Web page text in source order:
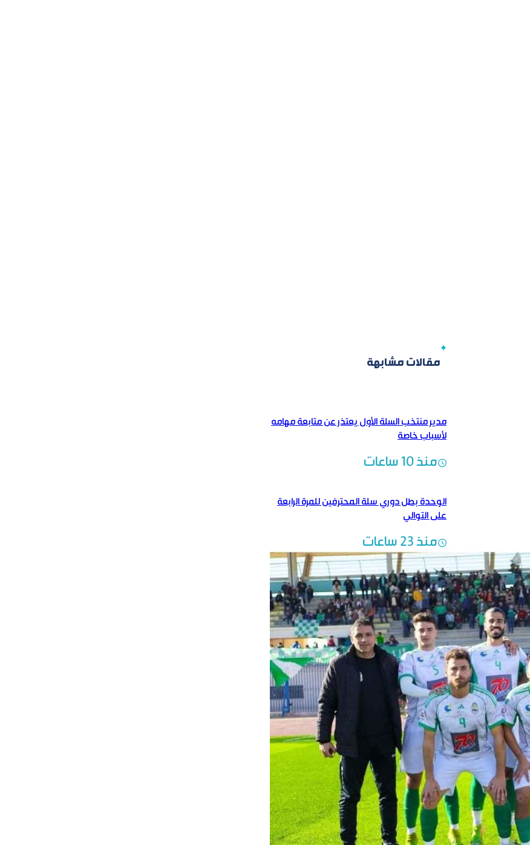
مقالات مشابهة
مدير منتخب السلة الأول يعتذر عن متابعة مهامه
لأسباب خاصة
منذ 10 ساعات
الوحدة بطل دوري سلة المحترفين للمرة الرابعة
على التوالي
منذ 23 ساعات